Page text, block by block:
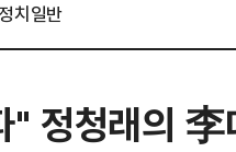
치일반
" 정청래의